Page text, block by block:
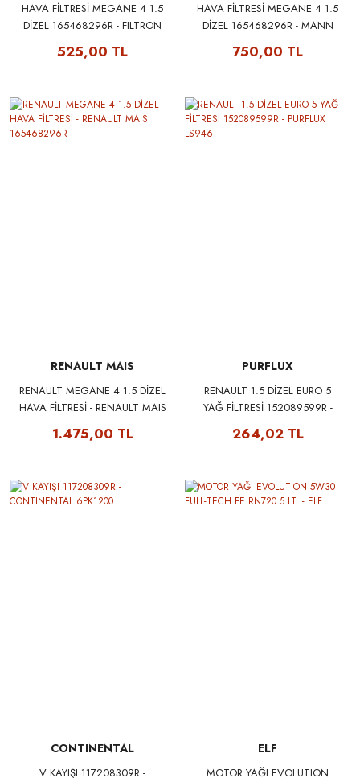
HAVA FİLTRESİ MEGANE 4 1.5
DİZEL 165468296R - FILTRON
525,00 TL
HAVA FİLTRESİ MEGANE 4 1.5
DİZEL 165468296R - MANN
750,00 TL
RENAULT MAIS
RENAULT MEGANE 4 1.5 DİZEL
HAVA FİLTRESİ - RENAULT MAIS
1.475,00 TL
PURFLUX
RENAULT 1.5 DİZEL EURO 5
YAĞ FİLTRESİ 152089599R -
264,02 TL
CONTINENTAL
V KAYIŞI 117208309R -
ELF
MOTOR YAĞI EVOLUTION